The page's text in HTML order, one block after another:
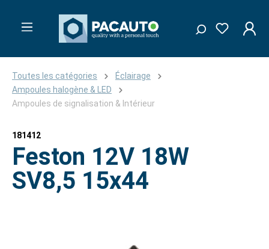
Toutes les catégories
Éclairage
Ampoules halogène & LED
Ampoules de signalisation & Intérieur
181412
Feston 12V 18W
SV8,5 15x44